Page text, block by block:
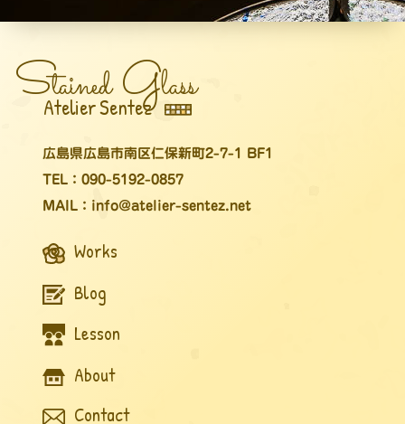
Stained Glass
Atelier Sentez
広島県広島市南区仁保新町2-7-1 BF1
TEL：090-5192-0857
MAIL：info@atelier-sentez.net
Works
Blog
Lesson
About
Contact